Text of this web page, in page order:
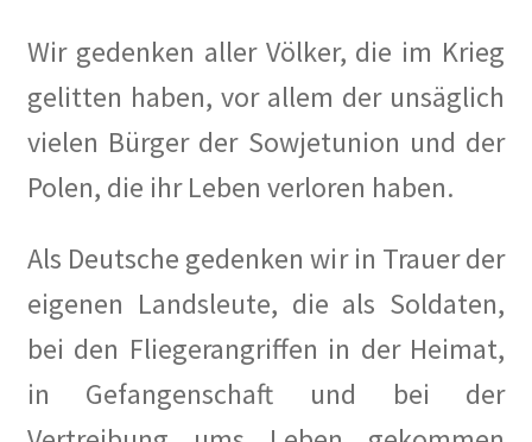
Das Quartier der Lebenskünstler in Wilmersdorf in
Berliner Morgenpost
Demo für mehr Mieterschutz zieht durch Wilmersdorf
in Berliner Morgenpost
Der Kiez der Kreativen in Berliner Woche
Der Verein der Künstlerkolonie in KiezEdition 01-02
2019
Die Hungerburg in Die Zeit
Wir gedenken aller Völker, die im Krieg
gelitten haben, vor allem der unsäglich
vielen Bürger der Sowjetunion und der
Polen, die ihr Leben verloren haben.
Als Deutsche gedenken wir in Trauer der
eigenen Landsleute, die als Soldaten,
bei den Fliegerangriffen in der Heimat,
in Gefangenschaft und bei der